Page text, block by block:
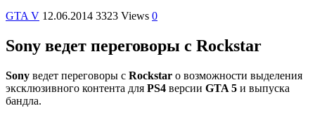
GTA V 12.06.2014 3323 Views 0
Sony ведет переговоры с Rockstar
Sony ведет переговоры с Rockstar о возможности выделения
эксклюзивного контента для PS4 версии GTA 5 и выпуска
бандла.